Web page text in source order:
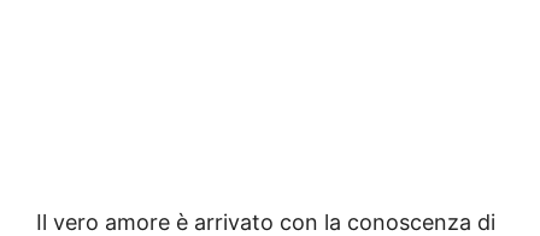
Il vero amore è arrivato con la conoscenza di